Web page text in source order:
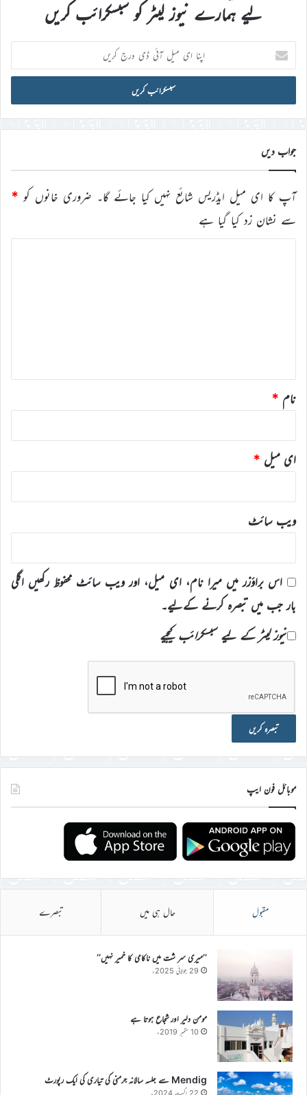
لیے ہمارے نیوز لیٹر کو سبسکرائب کریں
اپنا
ای
میل
ڈی
درج
کریں
جواب دیں
آپ کا ای میل ایڈریس شائع نہیں کیا جائے گا۔ ضروری خانوں کو *
سے نشان زد کیا گیا ہے
نام *
ای میل *
ویب‌ سائٹ
اس براؤزر میں میرا نام، ای میل، اور ویب سائٹ محفوظ رکھیں اگلی
بار جب میں تبصرہ کرنے کےلیے۔
نیوز لیٹر کے لیے سبسکرائب کیجیے
موبائل فون ایپ
مقبول حال ہی میں تبصرے
’’میری سر شت میں ناکامی کا خمیر نہیں‘‘
29 جولائی 2025ء
مومن دلیر اور شجاع ہوتا ہے
10 ستمبر 2019ء
Mendig سے جلسہ سالانہ جرمنی کی تیاری کی ایک رپورٹ